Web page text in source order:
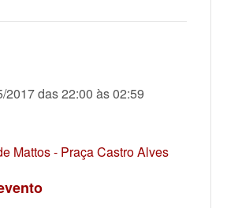
2017 das 22:00 às 02:59
Mattos - Praça Castro Alves